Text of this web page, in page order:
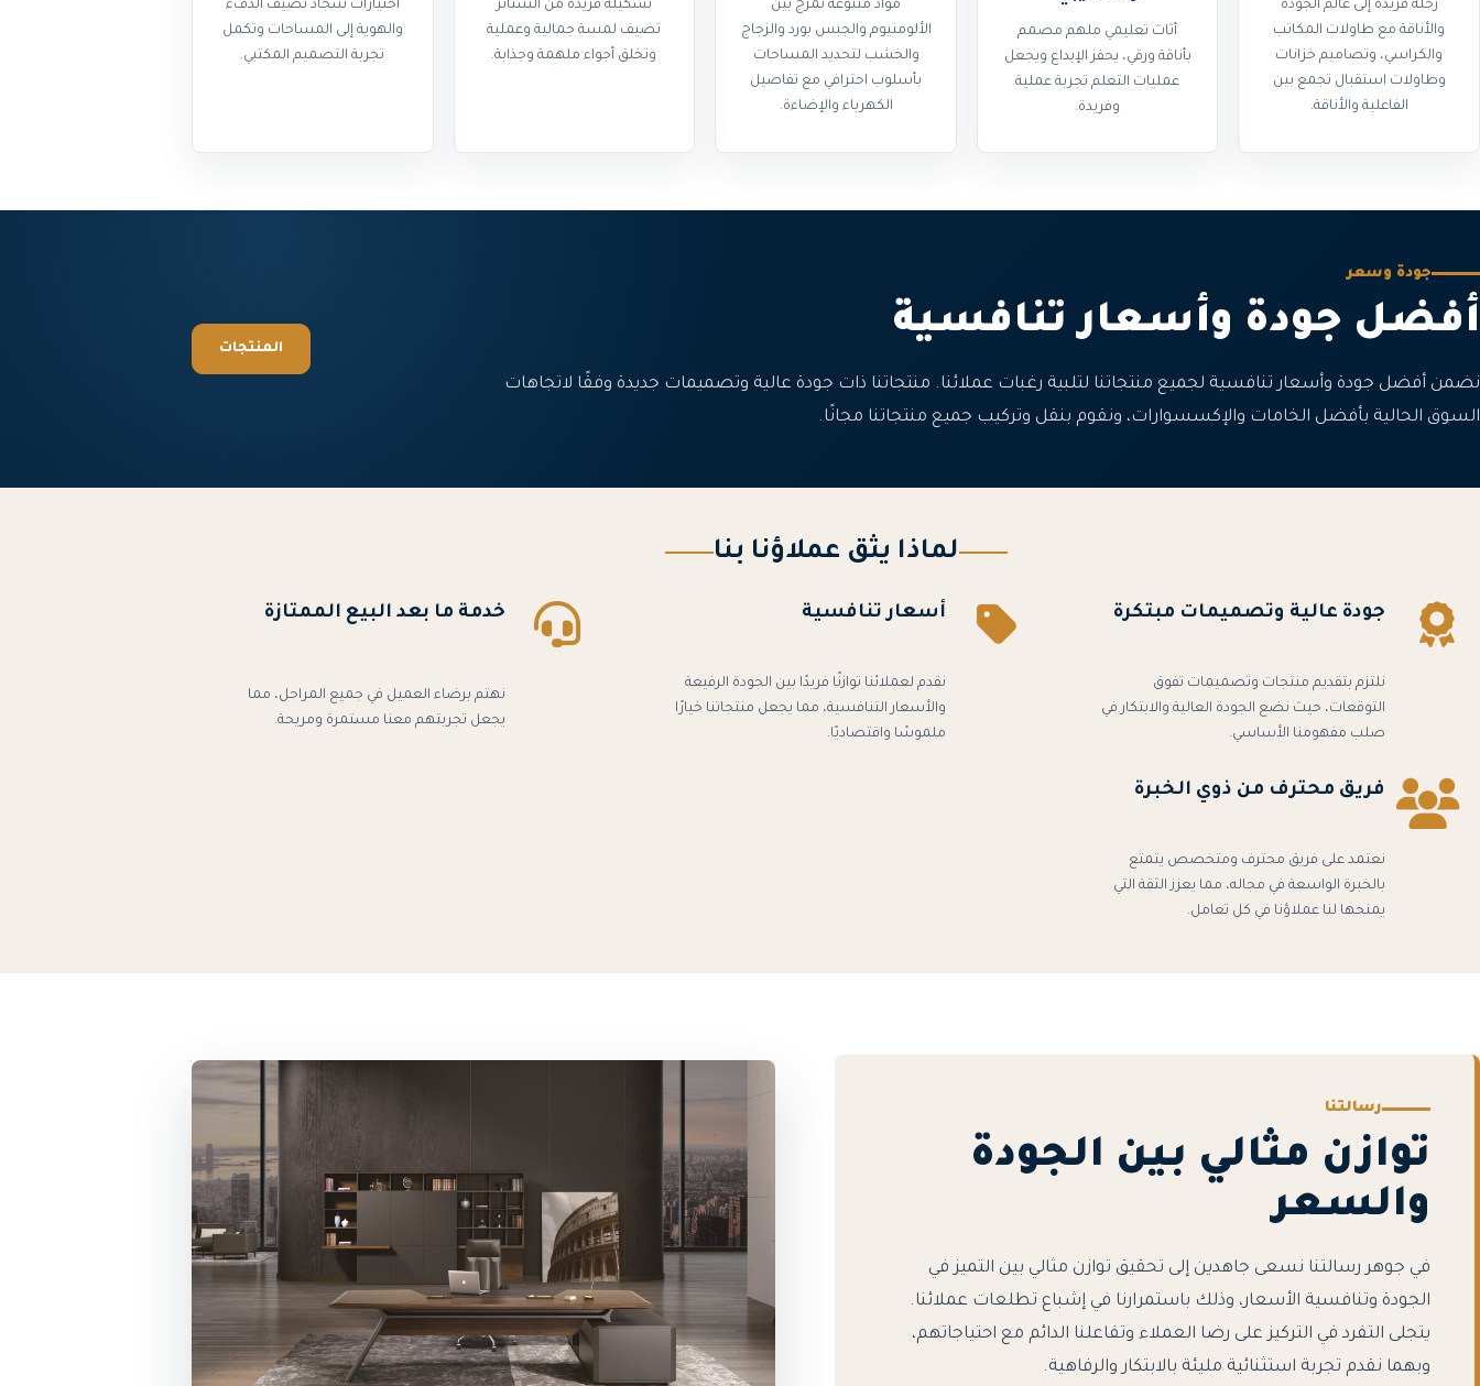
رحلة فريدة إلى عالم الجودة
والأناقة مع طاولات المكاتب
والكراسي، وتصاميم خزانات
وطاولات استقبال تجمع بين
الفاعلية والأناقة.
أثاث تعليمي ملهم مصمم
بأناقة ورقي، يحفز الإبداع ويجعل
عمليات التعلم تجربة عملية
وفريدة.
مواد متنوعة تمزج بين
الألومنيوم والجبس بورد والزجاج
والخشب لتحديد المساحات
بأسلوب احترافي مع تفاصيل
الكهرباء والإضاءة.
تشكيلة فريدة من الستائر
تضيف لمسة جمالية وعملية
وتخلق أجواء ملهمة وجذابة.
اختيارات سجّاد تضيف الدفء
والهوية إلى المساحات وتكمل
تجربة التصميم المكتبي.
جودة وسعر
أفضل جودة وأسعار تنافسية
نضمن أفضل جودة وأسعار تنافسية لجميع منتجاتنا لتلبية رغبات عملائنا. منتجاتنا ذات جودة عالية وتصميمات جديدة وفقًا لاتجاهات
السوق الحالية بأفضل الخامات والإكسسوارات، ونقوم بنقل وتركيب جميع منتجاتنا مجانًا.
المنتجات
لماذا يثق عملاؤنا بنا
جودة عالية وتصميمات مبتكرة
نلتزم بتقديم منتجات وتصميمات تفوق
التوقعات، حيث نضع الجودة العالية والابتكار في
صلب مفهومنا الأساسي.
أسعار تنافسية
نقدم لعملائنا توازنًا فريدًا بين الجودة الرفيعة
والأسعار التنافسية، مما يجعل منتجاتنا خيارًا
ملموسًا واقتصاديًا.
خدمة ما بعد البيع الممتازة
نهتم برضاء العميل في جميع المراحل، مما
يجعل تجربتهم معنا مستمرة ومريحة.
فريق محترف من ذوي الخبرة
نعتمد على فريق محترف ومتخصص يتمتع
بالخبرة الواسعة في مجاله، مما يعزز الثقة التي
يمنحها لنا عملاؤنا في كل تعامل.
رسالتنا
توازن مثالي بين الجودة
والسعر
في جوهر رسالتنا نسعى جاهدين إلى تحقيق توازن مثالي بين التميز في
الجودة وتنافسية الأسعار، وذلك باستمرارنا في إشباع تطلعات عملائنا.
يتجلى التفرد في التركيز على رضا العملاء وتفاعلنا الدائم مع احتياجاتهم،
وبهما نقدم تجربة استثنائية مليئة بالابتكار والرفاهية.